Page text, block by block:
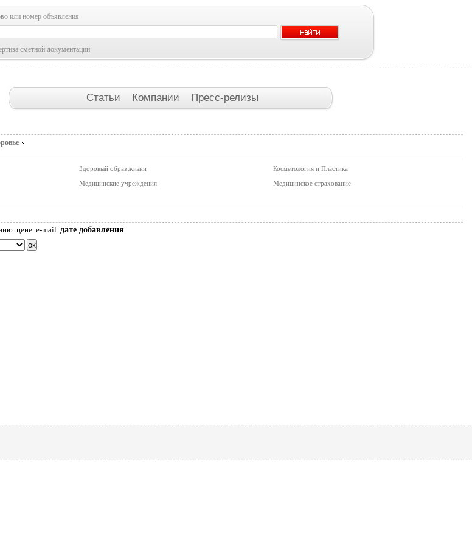
или номер объявления
сметной документации
Статьи Компании Пресс-релизы
Здоровый образ жизни
Косметология и Пластика
Медицинские учреждения
Медицинское страхование
цене e-mail дате добавления